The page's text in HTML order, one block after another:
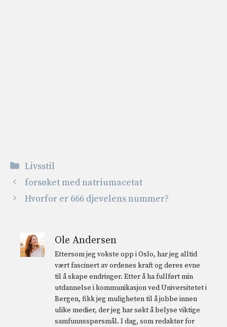
Kategorier
Livsstil
forsøket med natriumacetat
Hvorfor er 666 djevelens nummer?
Ole Andersen
Ettersom jeg vokste opp i Oslo, har jeg alltid
vært fascinert av ordenes kraft og deres evne
til å skape endringer. Etter å ha fullført min
utdannelse i kommunikasjon ved Universitetet i
Bergen, fikk jeg muligheten til å jobbe innen
ulike medier, der jeg har søkt å belyse viktige
samfunnsspørsmål. I dag, som redaktør for